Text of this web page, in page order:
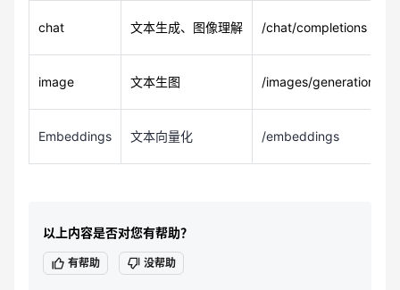
chat 文本生成、图像理解 /chat/completions
image 文本生图 /images/generations
Embeddings 文本向量化 /embeddings
以上内容是否对您有帮助？
有帮助 没帮助